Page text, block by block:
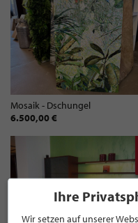
Mosaik - Dschungel
6.500,00 €
Ihre
Wir setzen auf unserer